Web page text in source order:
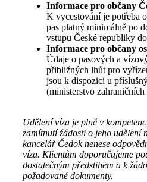
Informace pro občany
K vycestování je potřeba
pas platný minimálně po
vstupu České republiky
Informace pro občany
Údaje o pasových a
přibližných lhůt pro
jsou k dispozici u
(ministerstvo
Udělení víza je plně v
zamítnutí žádosti o jeho udělení
kancelář Čedok nenese
víza. Klientům doporučujeme
dostatečným předstihem a k
požadované dokumenty.